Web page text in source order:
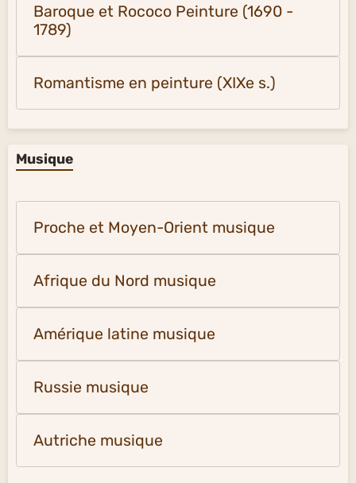
Baroque et Rococo Peinture (1690 -
1789)
Romantisme en peinture (XIXe s.)
Musique
Proche et Moyen-Orient musique
Afrique du Nord musique
Amérique latine musique
Russie musique
Autriche musique